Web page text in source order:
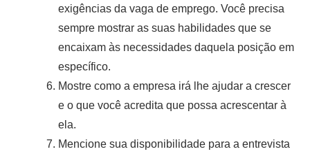
exigências da vaga de emprego. Você precisa
sempre mostrar as suas habilidades que se
encaixam às necessidades daquela posição em
específico.
Mostre como a empresa irá lhe ajudar a crescer
e o que você acredita que possa acrescentar à
ela.
Mencione sua disponibilidade para a entrevista